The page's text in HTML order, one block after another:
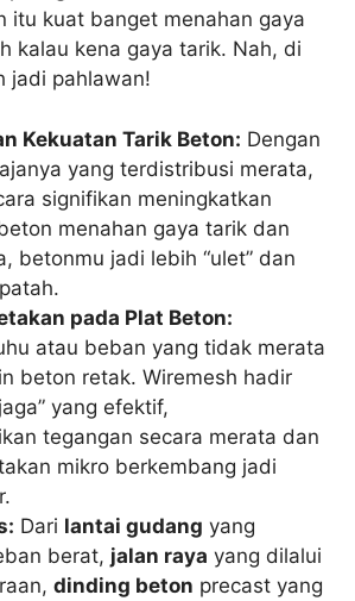
itu kuat banget menahan gaya
kalau kena gaya tarik. Nah, di
jadi pahlawan!
Kekuatan Tarik Beton: Dengan
yang terdistribusi merata,
signifikan meningkatkan
menahan gaya tarik dan
betonmu jadi lebih “ulet” dan
pada Plat Beton:
atau beban yang tidak merata
beton retak. Wiremesh hadir
yang efektif,
tegangan secara merata dan
mikro berkembang jadi
Dari lantai gudang yang
berat, jalan raya yang dilalui
dinding beton precast yang